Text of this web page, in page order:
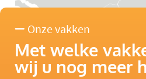
Onze vakken
Met welke
wij u nog meer